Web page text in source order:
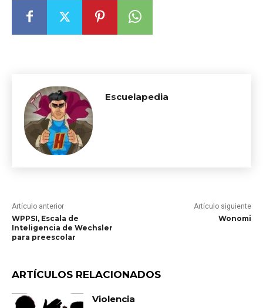
Escuelapedia
Artículo anterior
WPPSI, Escala de
Inteligencia de Wechsler
para preescolar
Artículo siguiente
Wonomi
ARTÍCULOS RELACIONADOS
Violencia